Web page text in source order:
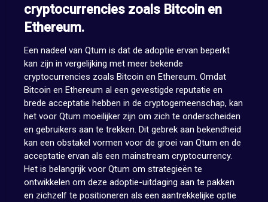
cryptocurrencies zoals Bitcoin en
Ethereum.
Een nadeel van Qtum is dat de adoptie ervan beperkt
kan zijn in vergelijking met meer bekende
cryptocurrencies zoals Bitcoin en Ethereum. Omdat
Bitcoin en Ethereum al een gevestigde reputatie en
brede acceptatie hebben in de cryptogemeenschap, kan
het voor Qtum moeilijker zijn om zich te onderscheiden
en gebruikers aan te trekken. Dit gebrek aan bekendheid
kan een obstakel vormen voor de groei van Qtum en de
acceptatie ervan als een mainstream cryptocurrency.
Het is belangrijk voor Qtum om strategieën te
ontwikkelen om deze adoptie-uitdaging aan te pakken
en zichzelf te positioneren als een aantrekkelijke optie